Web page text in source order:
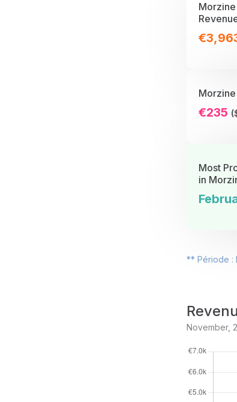
€235
Most
in
** Période :
November,